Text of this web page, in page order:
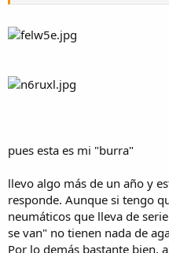
pues esta es mi "burra"
llevo algo más de un año y
responde. Aunque si tengo
neumáticos que lleva de
se van" no tienen nada de
Por lo demás bastante bien,